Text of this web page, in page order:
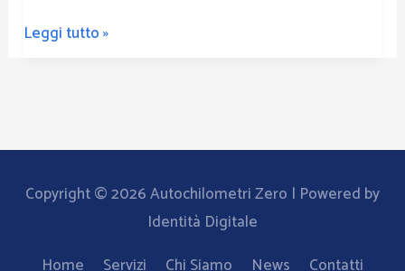
Leggi tutto »
Copyright © 2026Autochilometri Zero | Powered by
Identità Digitale
Home
Servizi Chi Siamo News Contatti